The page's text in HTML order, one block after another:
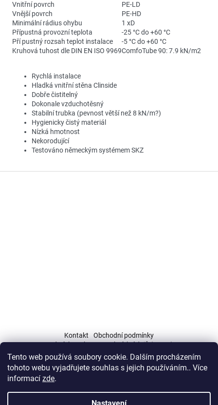
Tento web používá soubory cookie. Dalším procházením
tohoto webu vyjadřujete souhlas s jejich používáním.. Více
informací zde.
Vnitřní povrch
PE-LD
Vnější povrch
PE-HD
Minimální rádius ohybu
1 xD
Přípustná provozní teplota
-25 °C do +60 °C
Pří pustný rozsah teplot instalace
-5 °C do +60 °C
Kruhová tuhost dle DIN EN ISO 9969ComfoTube 90: 7.9 kN/m2
Rychlá instalace
Hladká vnitřní stěna Clinside
Dobře čistitelný
Dokonale vzduchotěsný
Stabilní trubka (pevnost větší než 8 kN/m?)
Hygienicky čistý materiál
Nízká hmotnost
Nekorodující
Testováno německým systémem SKZ
Kontakt
Obchodní podmínky
Podmínky ochrany osobních údajů (GDPR)